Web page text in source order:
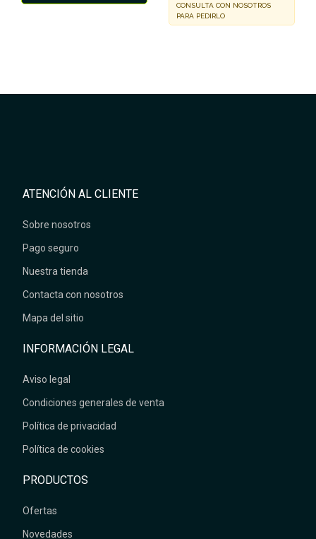
CONSULTA CON NOSOTROS
PARA PEDIRLO
ATENCIÓN AL CLIENTE
Sobre nosotros
Pago seguro
Nuestra tienda
Contacta con nosotros
Mapa del sitio
INFORMACIÓN LEGAL
Aviso legal
Condiciones generales de venta
Política de privacidad
Política de cookies
PRODUCTOS
Ofertas
Novedades